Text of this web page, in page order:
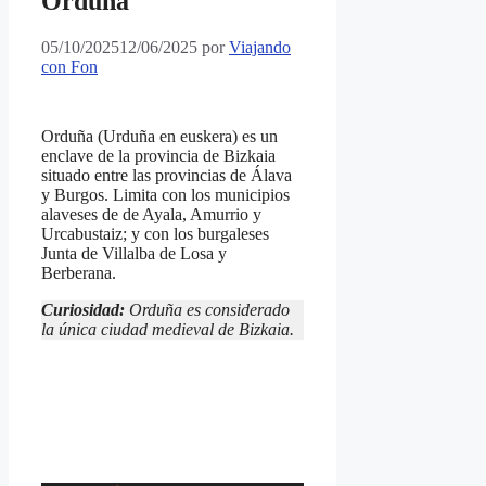
05/10/202512/06/2025 porViajando
con Fon
Orduña (Urduña en euskera) es un
enclave de la provincia de Bizkaia
situado entre las provincias de Álava
y Burgos. Limita con los municipios
alaveses de de Ayala, Amurrio y
Urcabustaiz; y con los burgaleses
Junta de Villalba de Losa y
Berberana.
Curiosidad: Orduña es considerado
la única ciudad medieval de Bizkaia.